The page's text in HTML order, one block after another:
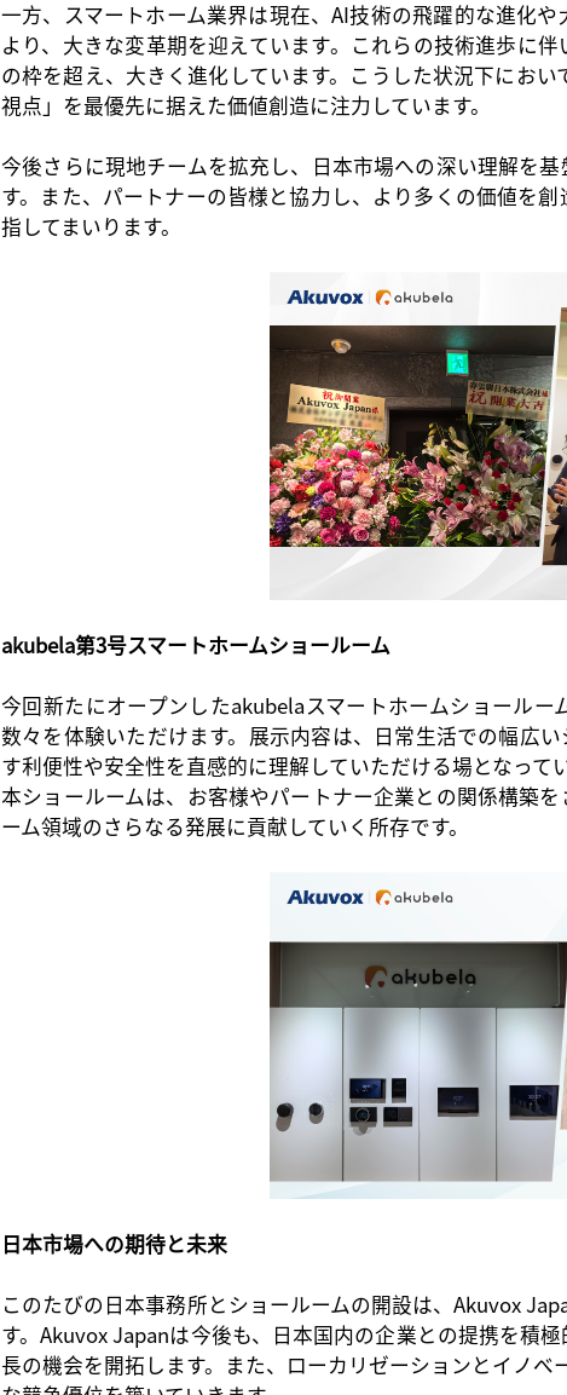
一方、スマートホーム業界は現在、AI技術の飛躍的な進化や
より、大きな変革期を迎えています。これらの技術進歩に
の枠を超え、大きく進化しています。こうした状況下にお
視点」を最優先に据えた価値創造に注力しています。
今後さらに現地チームを拡充し、日本市場への深い理解を
す。また、パートナーの皆様と協力し、より多くの価値を
指してまいります。
akubela第3号スマートホームショールーム
今回新たにオープンしたakubelaスマートホームショールー
数々を体験いただけます。展示内容は、日常生活での幅広
す利便性や安全性を直感的に理解していただける場となってい
本ショールーム は、お客様やパートナー企業との関係構築
ーム領域のさらなる発展に貢献していく所存です。
日本市場への期待と未来
このたびの日本事務所 とショールームの開設は、Akuvox
す。Akuvox Japanは今後も、日本国内の企業との提携を積
長の機会を開拓します。また、ローカリゼーションとイノ